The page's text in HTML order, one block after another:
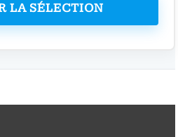
LA SÉLECTION